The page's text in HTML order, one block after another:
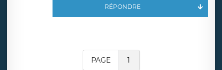
RÉPONDRE
PAGE 1